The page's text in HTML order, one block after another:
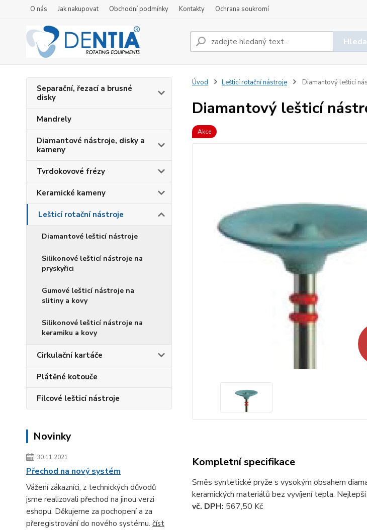
O nás Jak nakupovat Obchodní podmínky Kontakty Ochrana soukromí
Separační, řezací a brusné
disky
Mandrely
Diamantové nástroje, disky a
kameny
Tvrdokovové frézy
Keramické kameny
Lešticí rotační nástroje
Diamantové lešticí nástroje
Silikonové lešticí nástroje na
pryskyřici
Gumové lešticí nástroje na
slitiny a kovy
Silikonové lešticí nástroje na
keramiku a kovy
Cirkulační kartáče
Plátěné kotouče
Filcové lešticí nástroje
Novinky
30.11.2021
Přechod na nový systém
Vážení zákazníci, z technických důvodů
jsme realizovali přechod na jinou verzi
eshopu. Děkujeme za pochopení a za
přeregistrování do nového systému. číst
Úvod Lešticí rotační nástroje Diamantový lešticí
Diamantový lešticí
Akce
Kompletní specifikace
Směs syntetické pryže s vysokým obsahem
keramických materiálů bez vyvíjení tepla. Nejlepší
vč. DPH: 567,50 Kč